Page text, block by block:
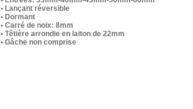
• Lançant réversible
• Dormant
• Carré de noix: 8mm
• Têtière arrondie en laiton de 22mm
• Gâche non comprise